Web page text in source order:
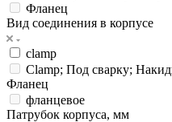
Фланец
Вид соединения в корпусе
clamp
Сlamp; Под сварку;
Фланец
фланцевое
Патрубок корпуса, мм